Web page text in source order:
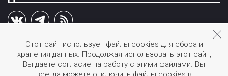
© 2026 STIмул.
Журнал об инновациях в России.
Этот сайт использует файлы cookies для сбора и
хранения данных. Продолжая использовать этот сайт,
Вы даете согласие на работу с этими файлами. Вы